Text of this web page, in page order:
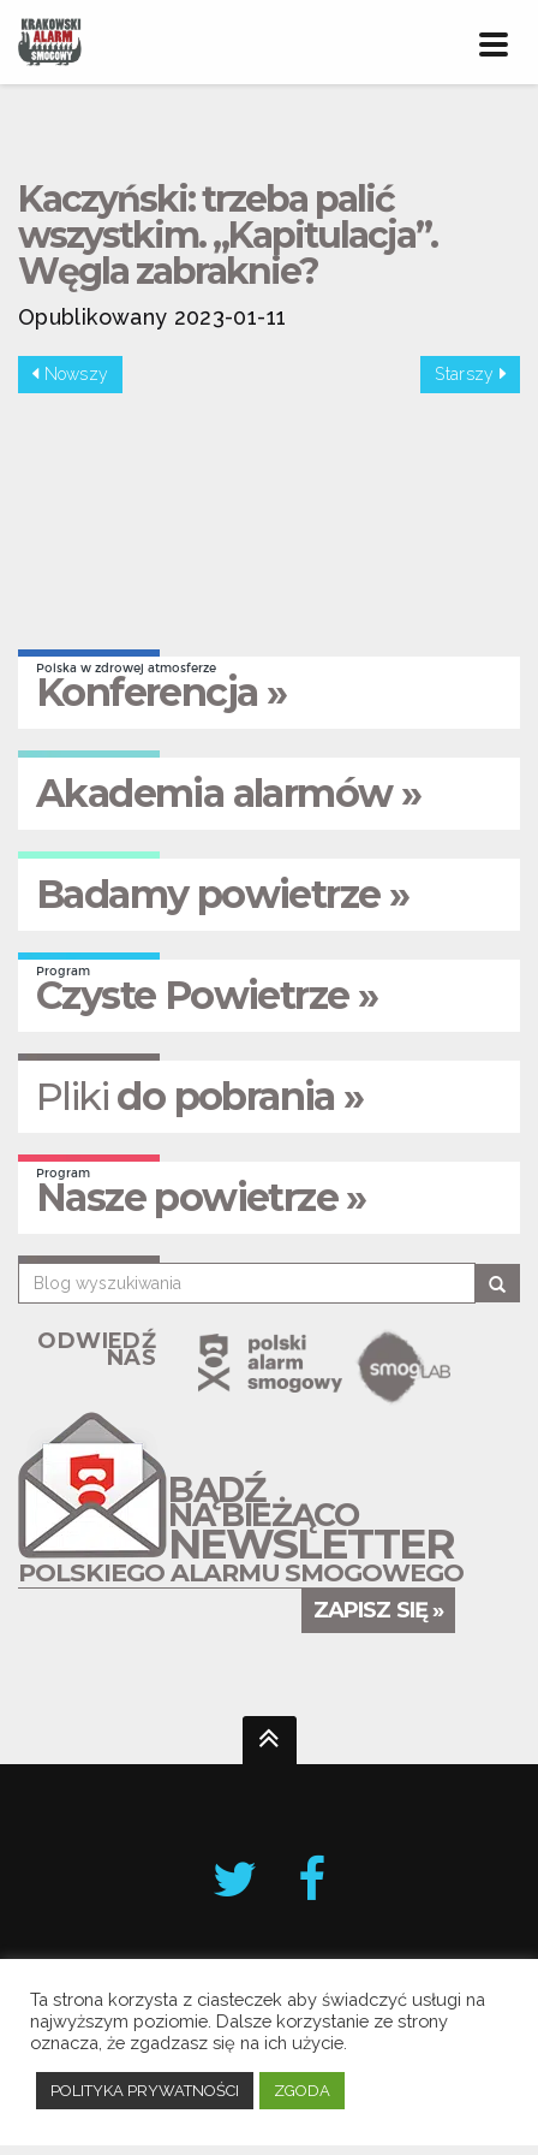
Kaczyński: trzeba palić
wszystkim. „Kapitulacja”.
Węgla zabraknie?
Opublikowany 2023-01-11
Nowszy Starszy
Polska w zdrowej atmosferze
Konferencja »
Akademia alarmów »
Badamy powietrze »
Program
Czyste Powietrze »
Pliki do pobrania »
Program
Nasze powietrze »
ODWIEDŹ
NAS
BĄDŹ
NA BIEŻĄCO
NEWSLETTER
POLSKIEGO ALARMU SMOGOWEGO
ZAPISZ SIĘ »
Krakowski Alarm Smogowy
Copyright © 2019 All Rights Reserved.
Polityka prywatności
Ta strona korzysta z ciasteczek aby świadczyć usługi na
najwyższym poziomie. Dalsze korzystanie ze strony
oznacza, że zgadzasz się na ich użycie.
POLITYKA PRYWATNOŚCI ZGODA